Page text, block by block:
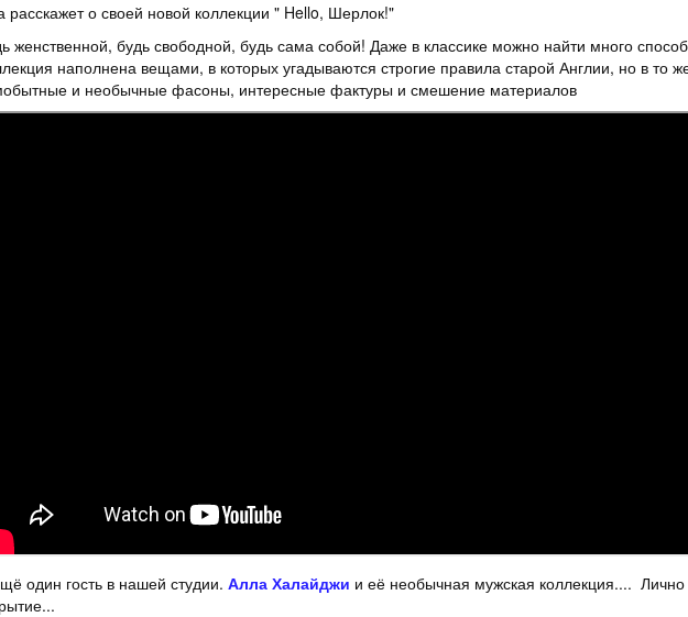
расскажет о своей новой коллекции " Hello, Шерлок!"
женственной, будь свободной, будь сама собой! Даже в классике можно найти много
наполнена вещами, в которых угадываются строгие правила старой Англии, но в то
и необычные фасоны, интересные фактуры и смешение материалов
один гость в нашей студии. Алла Халайджи и её необычная мужская коллекция....